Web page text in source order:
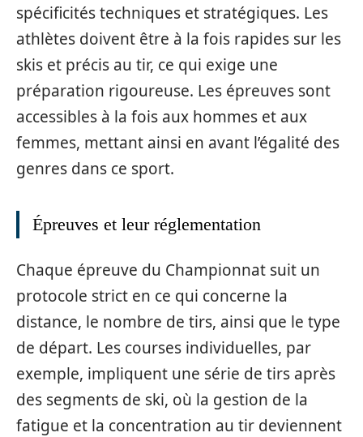
spécificités techniques et stratégiques. Les
athlètes doivent être à la fois rapides sur les
skis et précis au tir, ce qui exige une
préparation rigoureuse. Les épreuves sont
accessibles à la fois aux hommes et aux
femmes, mettant ainsi en avant l’égalité des
genres dans ce sport.
Épreuves et leur réglementation
Chaque épreuve du Championnat suit un
protocole strict en ce qui concerne la
distance, le nombre de tirs, ainsi que le type
de départ. Les courses individuelles, par
exemple, impliquent une série de tirs après
des segments de ski, où la gestion de la
fatigue et la concentration au tir deviennent